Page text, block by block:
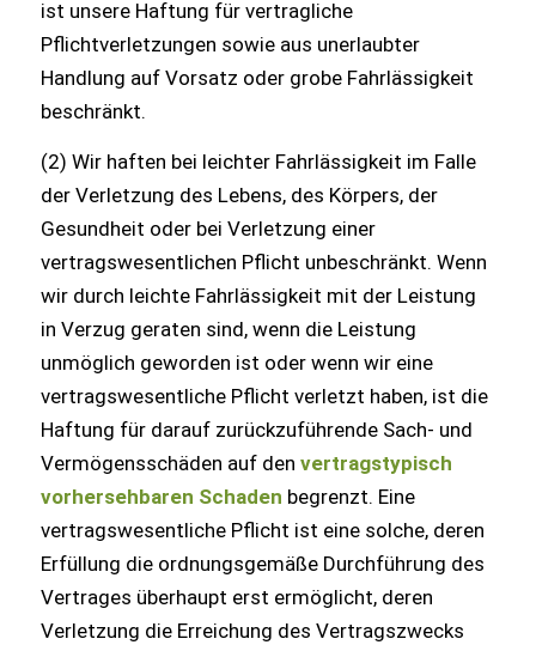
ist unsere Haftung für vertragliche
Pflichtverletzungen sowie aus unerlaubter
Handlung auf Vorsatz oder grobe Fahrlässigkeit
beschränkt.
(2) Wir haften bei leichter Fahrlässigkeit im Falle
der Verletzung des Lebens, des Körpers, der
Gesundheit oder bei Verletzung einer
vertragswesentlichen Pflicht unbeschränkt. Wenn
wir durch leichte Fahrlässigkeit mit der Leistung
in Verzug geraten sind, wenn die Leistung
unmöglich geworden ist oder wenn wir eine
vertragswesentliche Pflicht verletzt haben, ist die
Haftung für darauf zurückzuführende Sach- und
Vermögensschäden auf den vertragstypisch
vorhersehbaren Schaden begrenzt. Eine
vertragswesentliche Pflicht ist eine solche, deren
Erfüllung die ordnungsgemäße Durchführung des
Vertrages überhaupt erst ermöglicht, deren
Verletzung die Erreichung des Vertragszwecks